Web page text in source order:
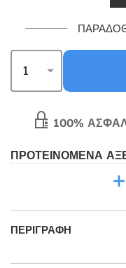
100%
ΠΡΟΤΕΙΝΌΜΕΝΑ
ΠΕΡΙΓΡΑΦΉ